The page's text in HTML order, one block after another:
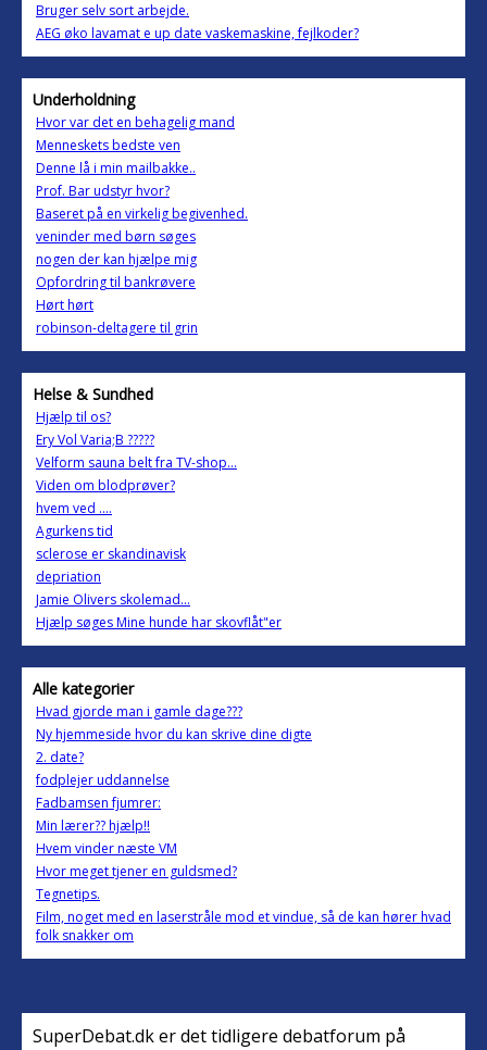
Bruger selv sort arbejde.
AEG øko lavamat e up date vaskemaskine, fejlkoder?
Underholdning
Hvor var det en behagelig mand
Menneskets bedste ven
Denne lå i min mailbakke..
Prof. Bar udstyr hvor?
Baseret på en virkelig begivenhed.
veninder med børn søges
nogen der kan hjælpe mig
Opfordring til bankrøvere
Hørt hørt
robinson-deltagere til grin
Helse & Sundhed
Hjælp til os?
Ery Vol Varia;B ?????
Velform sauna belt fra TV-shop...
Viden om blodprøver?
hvem ved ....
Agurkens tid
sclerose er skandinavisk
depriation
Jamie Olivers skolemad...
Hjælp søges Mine hunde har skovflåt"er
Alle kategorier
Hvad gjorde man i gamle dage???
Ny hjemmeside hvor du kan skrive dine digte
2. date?
fodplejer uddannelse
Fadbamsen fjumrer:
Min lærer?? hjælp!!
Hvem vinder næste VM
Hvor meget tjener en guldsmed?
Tegnetips.
Film, noget med en laserstråle mod et vindue, så de kan hører hvad
folk snakker om
SuperDebat.dk er det tidligere debatforum på